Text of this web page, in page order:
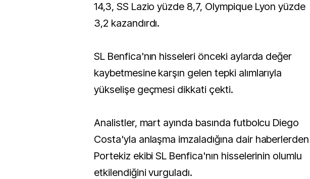
14,3, SS Lazio yüzde 8,7, Olympique Lyon yüzde
3,2 kazandırdı.
SL Benfica'nın hisseleri önceki aylarda değer
kaybetmesine karşın gelen tepki alımlarıyla
yükselişe geçmesi dikkati çekti.
Analistler, mart ayında basında futbolcu Diego
Costa'yla anlaşma imzaladığına dair haberlerden
Portekiz ekibi SL Benfica'nın hisselerinin olumlu
etkilendiğini vurguladı.